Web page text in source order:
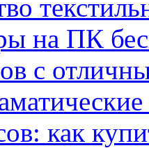
на ПК
с
как